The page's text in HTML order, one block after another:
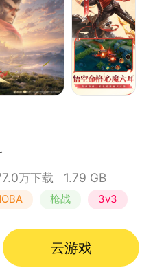
场！敌军即将到达战场，
备团战，就在《王者荣
万下载 1.79 GB
枪战 3v3
云游戏